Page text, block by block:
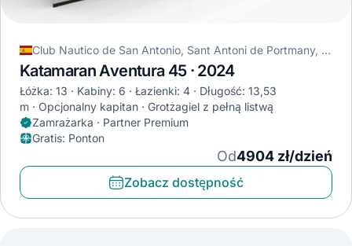
Club Nautico de San Antonio, Sant Antoni de Portmany, Hiszpania
Katamaran Aventura 45 · 2024
Łóżka: 13 Kabiny: 6 Łazienki: 4
Długość: 13,53
m
Opcjonalny kapitan
Grotżagiel z pełną listwą
Zamrażarka · Partner Premium
Gratis: Ponton
Od4904 zł/dzień
Zobacz dostępność